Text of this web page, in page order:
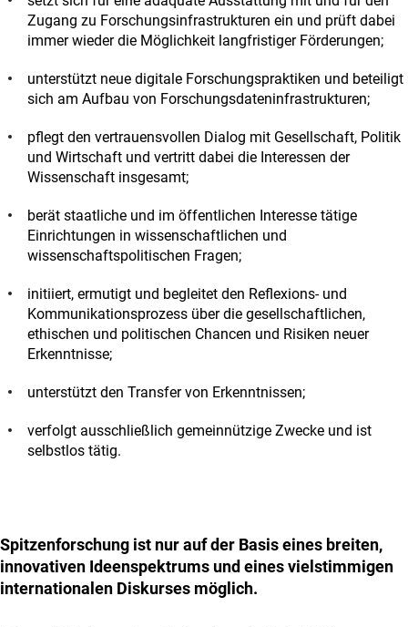
Zugang zu Forschungsinfrastrukturen ein und prüft dabei
immer wieder die Möglichkeit langfristiger Förderungen;
unterstützt neue digitale Forschungspraktiken und beteiligt
sich am Aufbau von Forschungsdateninfrastrukturen;
pflegt den vertrauensvollen Dialog mit Gesellschaft, Politik
und Wirtschaft und vertritt dabei die Interessen der
Wissenschaft insgesamt;
berät staatliche und im öffentlichen Interesse tätige
Einrichtungen in wissenschaftlichen und
wissenschaftspolitischen Fragen;
initiiert, ermutigt und begleitet den Reflexions- und
Kommunikationsprozess über die gesellschaftlichen,
ethischen und politischen Chancen und Risiken neuer
Erkenntnisse;
unterstützt den Transfer von Erkenntnissen;
verfolgt ausschließlich gemeinnützige Zwecke und ist
selbstlos tätig.
Spitzenforschung ist nur auf der Basis eines breiten,
innovativen Ideenspektrums und eines vielstimmigen
internationalen Diskurses möglich.